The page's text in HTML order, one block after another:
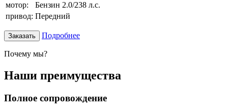
мотор:
Бензин 2.0/238 л.с.
привод: Передний
Заказать Подробнее
Почему мы?
Наши преимущества
Полное сопровождение